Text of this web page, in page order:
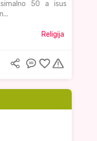
50 a isus
Religija